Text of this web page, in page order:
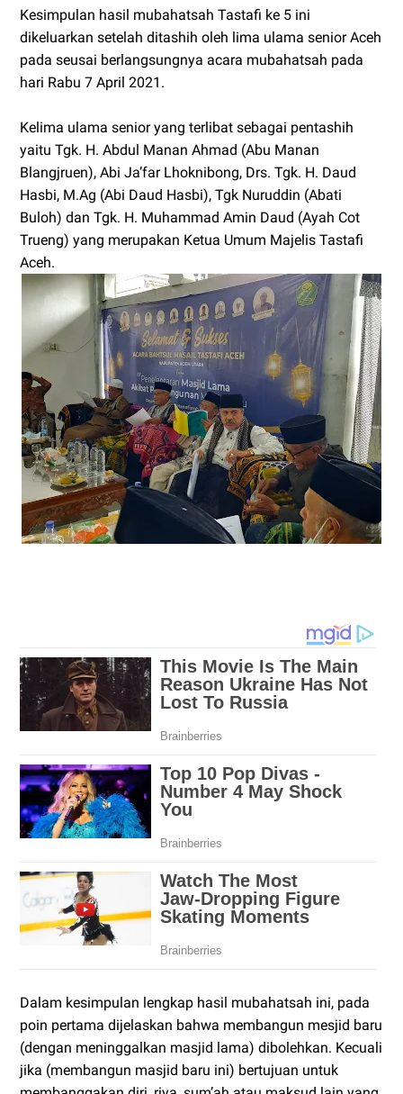
Kesimpulan hasil mubahatsah Tastafi ke 5 ini
dikeluarkan setelah ditashih oleh lima ulama senior Aceh
pada seusai berlangsungnya acara mubahatsah pada
hari Rabu 7 April 2021.
Kelima ulama senior yang terlibat sebagai pentashih
yaitu Tgk. H. Abdul Manan Ahmad (Abu Manan
Blangjruen), Abi Ja’far Lhoknibong, Drs. Tgk. H. Daud
Hasbi, M.Ag (Abi Daud Hasbi), Tgk Nuruddin (Abati
Buloh) dan Tgk. H. Muhammad Amin Daud (Ayah Cot
Trueng) yang merupakan Ketua Umum Majelis Tastafi
Aceh.
Dalam kesimpulan lengkap hasil mubahatsah ini, pada
poin pertama dijelaskan bahwa membangun mesjid baru
(dengan meninggalkan masjid lama) dibolehkan. Kecuali
jika (membangun masjid baru ini) bertujuan untuk